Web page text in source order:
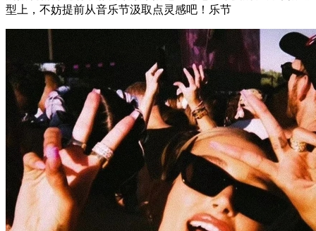
型上，不妨提前从音乐节汲取点灵感吧！乐节